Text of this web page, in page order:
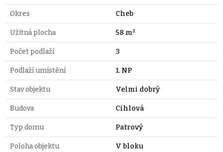
Okres Cheb
Užitná plocha 58 m²
Počet podlaží 3
Podlaží umístění 1. NP
Stav objektu Velmi dobrý
Budova Cihlová
Typ domu Patrový
Poloha objektu V bloku